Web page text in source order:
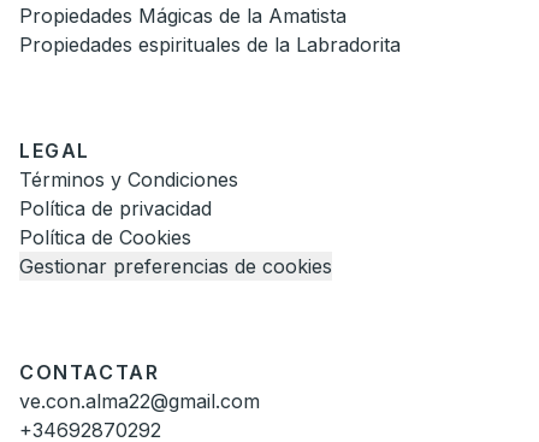
Propiedades Mágicas de la Amatista
Propiedades espirituales de la Labradorita
LEGAL
Términos y Condiciones
Política de privacidad
Política de Cookies
Gestionar preferencias de cookies
CONTACTAR
ve.con.alma22@gmail.com
+34692870292